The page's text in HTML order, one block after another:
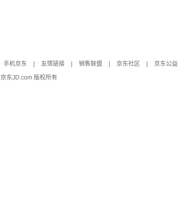
手机京东 友情链接 销售联盟 京东社区
京东公益
京东JD.com 版权所有